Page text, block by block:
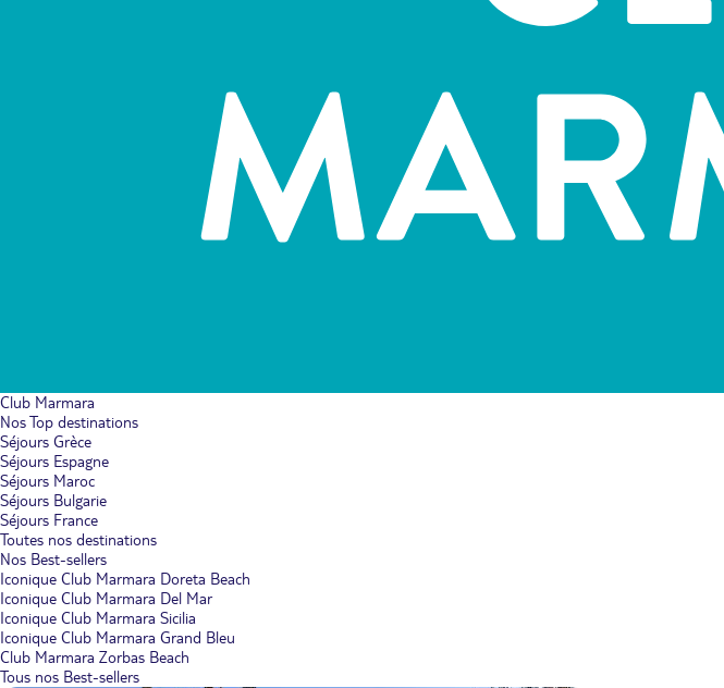
Club Marmara
Nos Top destinations
Séjours Grèce
Séjours Espagne
Séjours Maroc
Séjours Bulgarie
Séjours France
Toutes nos destinations
Nos Best-sellers
Iconique Club Marmara Doreta Beach
Iconique Club Marmara Del Mar
Iconique Club Marmara Sicilia
Iconique Club Marmara Grand Bleu
Club Marmara Zorbas Beach
Tous nos Best-sellers